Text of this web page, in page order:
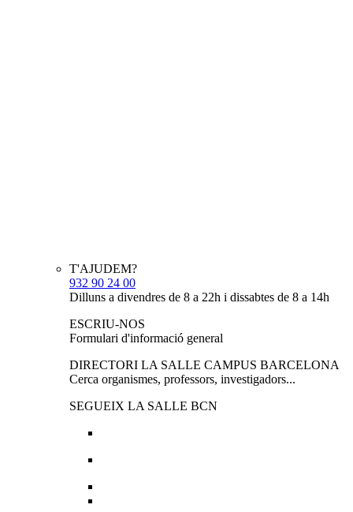
T'AJUDEM?
932 90 24 00
Dilluns a divendres de 8 a 22h i dissabtes de 8 a 14h
ESCRIU-NOS
Formulari d'informació general
DIRECTORI LA SALLE CAMPUS BARCELONA
Cerca organismes, professors, investigadors...
SEGUEIX LA SALLE BCN